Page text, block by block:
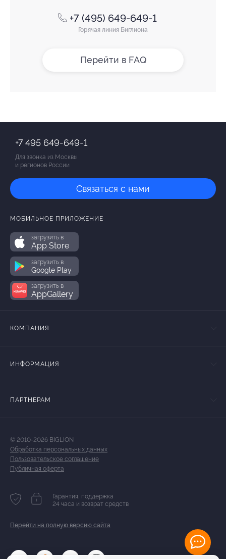
+7 (495) 649-649-1
Горячая линия Биглиона
Перейти в FAQ
+7 495 649-649-1
Для звонка из Москвы
и регионов России
Связаться с нами
МОБИЛЬНОЕ ПРИЛОЖЕНИЕ
загрузить в
App Store
загрузить в
Google Play
загрузить в
AppGallery
КОМПАНИЯ
ИНФОРМАЦИЯ
ПАРТНЕРАМ
© 2010-2026 BIGLION
Обработка персональных данных
Пользовательское соглашение
Публичная оферта
Гарантия, поддержка
24 часа и возврат средств
Перейти на полную версию сайта